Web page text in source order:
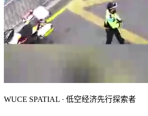
WUCE SPATIAL · 低空经济先行探索者